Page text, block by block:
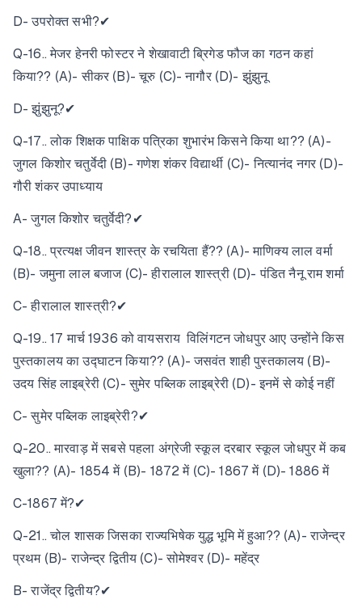
D- उपरोक्त सभी?✔
Q-16.. मेजर हेनरी फोस्टर ने शेखावाटी ब्रिगेड फौज का गठन कहां
किया?? (A)- सीकर (B)- चूरु (C)- नागौर (D)- झुंझुनू
D- झुंझुनू?✔
Q-17.. लोक शिक्षक पाक्षिक पत्रिका शुभारंभ किसने किया था?? (A)-
जुगल किशोर चतुर्वेदी (B)- गणेश शंकर विद्यार्थी (C)- नित्यानंद नगर (D)-
गौरी शंकर उपाध्याय
A- जुगल किशोर चतुर्वेदी?✔
Q-18.. प्रत्यक्ष जीवन शास्त्र के रचयिता हैं?? (A)- माणिक्य लाल वर्मा
(B)- जमुना लाल बजाज (C)- हीरालाल शास्त्री (D)- पंडित नैनू राम शर्मा
C- हीरालाल शास्त्री?✔
Q-19.. 17 मार्च 1936 को वायसराय विलिंगटन जोधपुर आए उन्होंने किस
पुस्तकालय का उद्घाटन किया?? (A)- जसवंत शाही पुस्तकालय (B)-
उदय सिंह लाइब्रेरी (C)- सुमेर पब्लिक लाइब्रेरी (D)- इनमें से कोई नहीं
C- सुमेर पब्लिक लाइब्रेरी?✔
Q-20.. मारवाड़ में सबसे पहला अंग्रेजी स्कूल दरबार स्कूल जोधपुर में कब
खुला?? (A)- 1854 में (B)- 1872 में (C)- 1867 में (D)- 1886 में
C-1867 में?✔
Q-21.. चोल शासक जिसका राज्यभिषेक युद्ध भूमि में हुआ?? (A)- राजेन्द्र
प्रथम (B)- राजेन्द्र द्वितीय (C)- सोमेश्वर (D)- महेंद्र
B- राजेंद्र द्वितीय?✔